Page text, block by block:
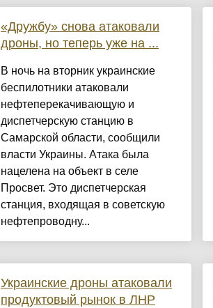
«Дружбу» снова атаковали
дроны, но теперь уже на ...
В ночь на вторник украинские
беспилотники атаковали
нефтеперекачивающую и
диспетчерскую станцию в
Самарской области, сообщили
власти Украины. Атака была
нацелена на объект в селе
Просвет. Это диспетчерская
станция, входящая в советскую
нефтепроводну...
Украинские дроны атаковали
продуктовый рынок в ЛНР